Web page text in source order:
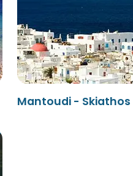
Mantoudi - Skiathos